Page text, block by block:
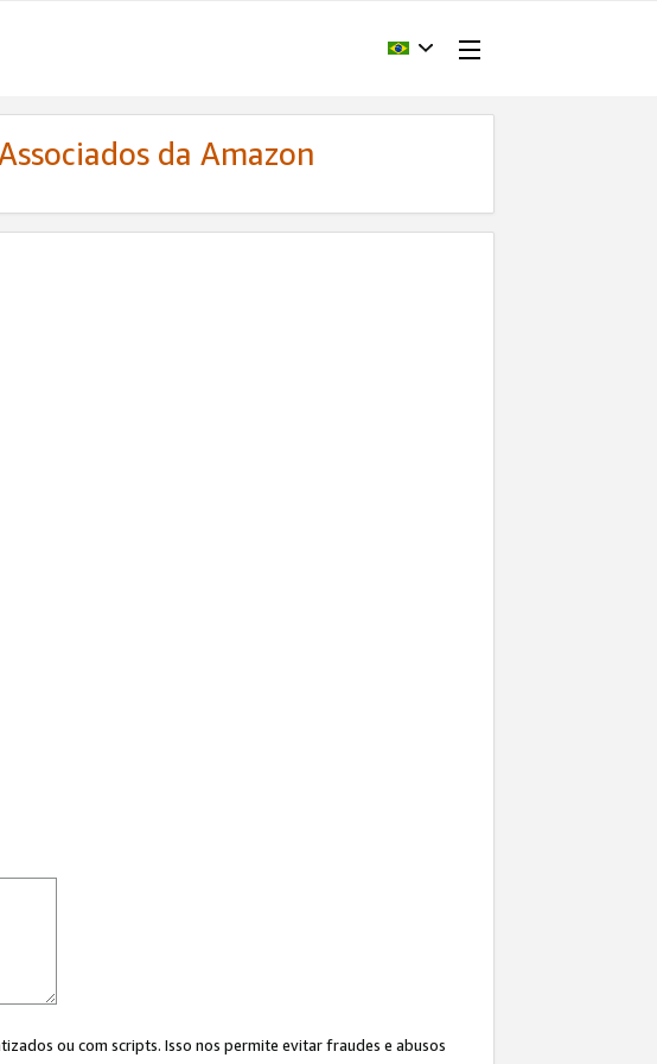
da Amazon
ou com scripts. Isso nos permite evitar fraudes e abusos